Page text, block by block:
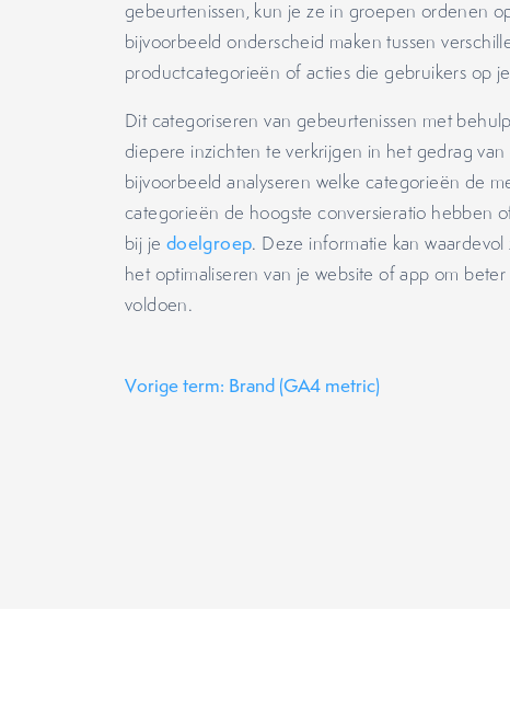
gebeurtenissen, kun je ze in groepen ordenen
bijvoorbeeld onderscheid maken tussen
productcategorieën of acties die gebruikers op
Dit categoriseren van gebeurtenissen met
diepere inzichten te verkrijgen in het gedrag
bijvoorbeeld analyseren welke categorieën de
categorieën de hoogste conversieratio hebben
bij je doelgroep. Deze informatie kan
het optimaliseren van je website of app om
voldoen.
Vorige term: Brand (GA4 metric)